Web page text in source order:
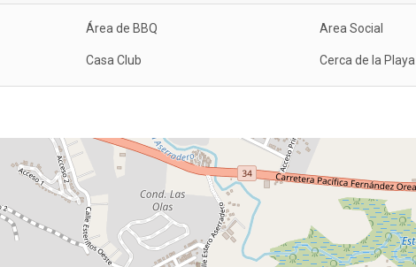
Área de BBQ Area Social
Casa Club Cerca de la Playa